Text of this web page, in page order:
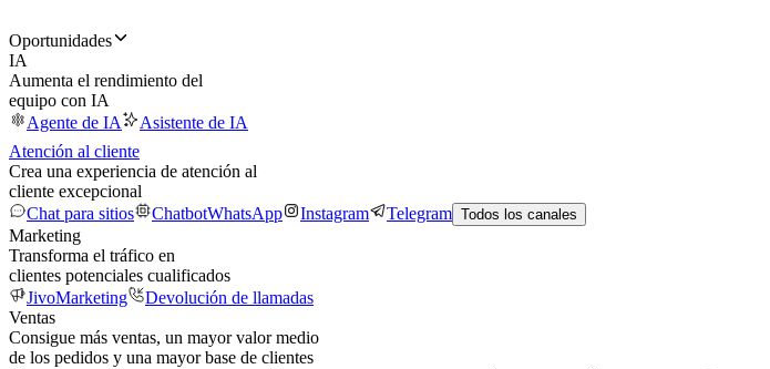
Oportunidades
IA
Aumenta el rendimiento del
equipo con IA
Agente de IA
Asistente de IA
Atención al cliente
Crea una experiencia de atención al
cliente excepcional
Chat para sitios
ChatbotWhatsApp Instagram Telegram Todos los canales
Marketing
Transforma el tráfico en
clientes potenciales cualificados
JivoMarketing
Devolución de llamadas
Ventas
Consigue más ventas, un mayor valor medio
de los pedidos y una mayor base de clientes